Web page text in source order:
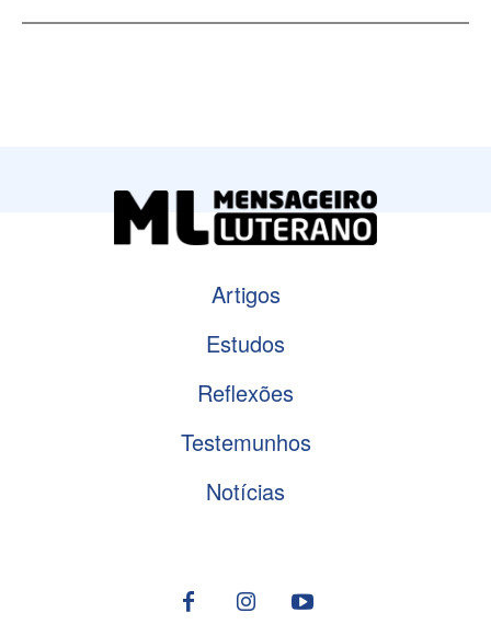
Artigos
Estudos
Reflexões
Testemunhos
Notícias